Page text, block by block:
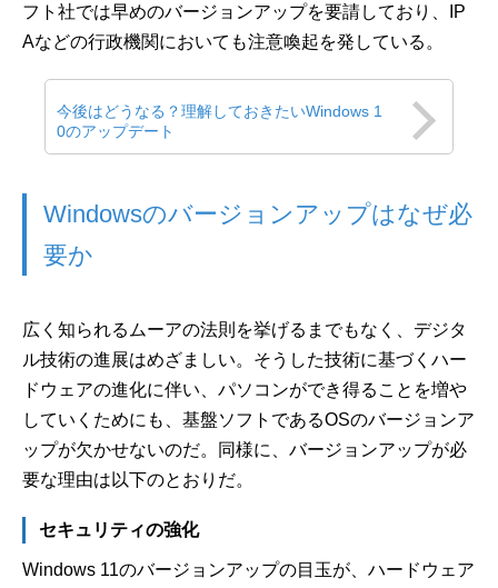
フト社では早めのバージョンアップを要請しており、IP
Aなどの行政機関においても注意喚起を発している。
今後はどうなる？理解しておきたいWindows 1
0のアップデート
Windowsのバージョンアップはなぜ必
要か
広く知られるムーアの法則を挙げるまでもなく、デジタ
ル技術の進展はめざましい。そうした技術に基づくハー
ドウェアの進化に伴い、パソコンができ得ることを増や
していくためにも、基盤ソフトであるOSのバージョンア
ップが欠かせないのだ。同様に、バージョンアップが必
要な理由は以下のとおりだ。
セキュリティの強化
Windows 11のバージョンアップの目玉が、ハードウェア